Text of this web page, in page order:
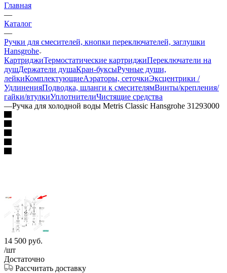
Главная
—
Каталог
—
Ручки для смесителей, кнопки переключателей, заглушки
Hansgrohe
КартриджиТермостатические картриджиПереключатели на
душДержатели душаКран-буксыРучные души,
лейкиКомплектующиеАэраторы, сеточкиЭксцентрики /
УдлиненияПодводка, шланги к смесителямВинты/крепления/
гайки/втулкиУплотнителиЧистящие средства
—Ручка для холодной воды Metris Classic Hansgrohe 31293000
14 500 руб.
/шт
Достаточно
Рассчитать доставку